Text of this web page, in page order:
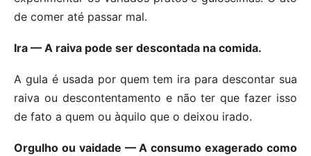
de comer até passar mal.
Ira — A raiva pode ser descontada na comida.
A gula é usada por quem tem ira para descontar sua
raiva ou descontentamento e não ter que fazer isso
de fato a quem ou àquilo que o deixou irado.
Orgulho ou vaidade — A consumo exagerado como